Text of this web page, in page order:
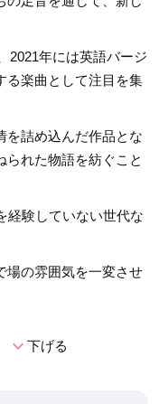
2021年には英語バージ
る楽曲として注目を集
を詰め込んだ作品とな
られた物語を紡ぐこと
経験していない世代な
場の雰囲気を一変させ
expand_more下げる